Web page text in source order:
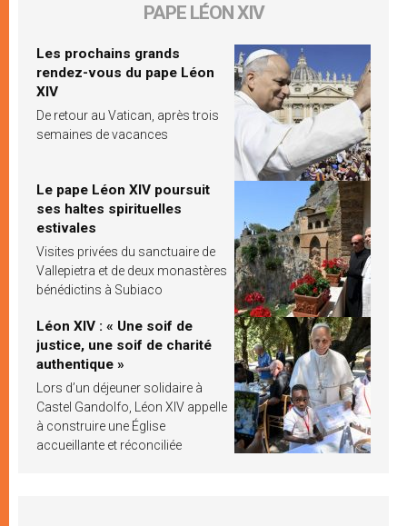
PAPE LÉON XIV
Les prochains grands
rendez-vous du pape Léon
XIV
De retour au Vatican, après trois
semaines de vacances
Le pape Léon XIV poursuit
ses haltes spirituelles
estivales
Visites privées du sanctuaire de
Vallepietra et de deux monastères
bénédictins à Subiaco
Léon XIV : « Une soif de
justice, une soif de charité
authentique »
Lors d’un déjeuner solidaire à
Castel Gandolfo, Léon XIV appelle
à construire une Église
accueillante et réconciliée